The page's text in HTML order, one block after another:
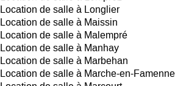
Location de salle à Longlier
Location de salle à Maissin
Location de salle à Malempré
Location de salle à Manhay
Location de salle à Marbehan
Location de salle à Marche-en-Famenne